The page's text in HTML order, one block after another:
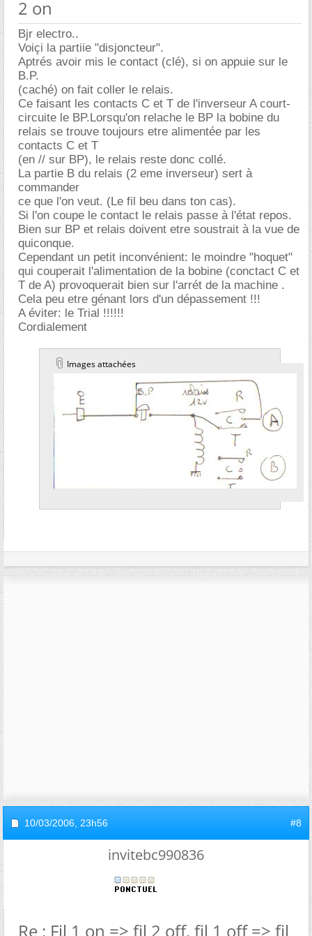
2 on
Bjr electro..
Voiçi la partiie "disjoncteur".
Aptrés avoir mis le contact (clé), si on appuie sur le
B.P.
(caché) on fait coller le relais.
Ce faisant les contacts C et T de l'inverseur A court-
circuite le BP.Lorsqu'on relache le BP la bobine du
relais se trouve toujours etre alimentée par les
contacts C et T
(en // sur BP), le relais reste donc collé.
La partie B du relais (2 eme inverseur) sert à
commander
ce que l'on veut. (Le fil beu dans ton cas).
Si l'on coupe le contact le relais passe à l'état repos.
Bien sur BP et relais doivent etre soustrait à la vue de
quiconque.
Cependant un petit inconvénient: le moindre "hoquet"
qui couperait l'alimentation de la bobine (conctact C et
T de A) provoquerait bien sur l'arrét de la machine .
Cela peu etre génant lors d'un dépassement !!!
A éviter: le Trial !!!!!!
Cordialement
Images attachées
10/03/2006, 23h56 #8
invitebc990836
Re : Fil 1 on => fil 2 off, fil 1 off => fil